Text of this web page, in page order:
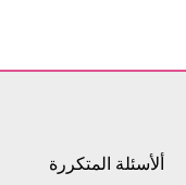
ألأسئلة المتكررة